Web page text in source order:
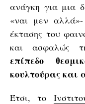
ανάγκη για μια
«ναι μεν
έκτασης του
και ασφαλώς
επίπεδο
κουλτούρας και
Έτσι, το